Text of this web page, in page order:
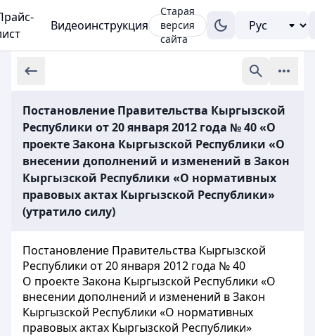
Видеоинструкция
Старая
версия
сайта
Постановление Правительства Кыргызской
Республики от 20 января 2012 года № 40 «О
проекте Закона Кыргызской Республики «О
внесении дополнений и изменений в Закон
Кыргызской Республики «О нормативных
правовых актах Кыргызской Республики»
(утратило силу)
Постановление Правительства Кыргызской
Республики от 20 января 2012 года № 40
О проекте Закона Кыргызской Республики «О
внесении дополнений и изменений в Закон
Кыргызской Республики «О нормативных
правовых актах Кыргызской Республики»